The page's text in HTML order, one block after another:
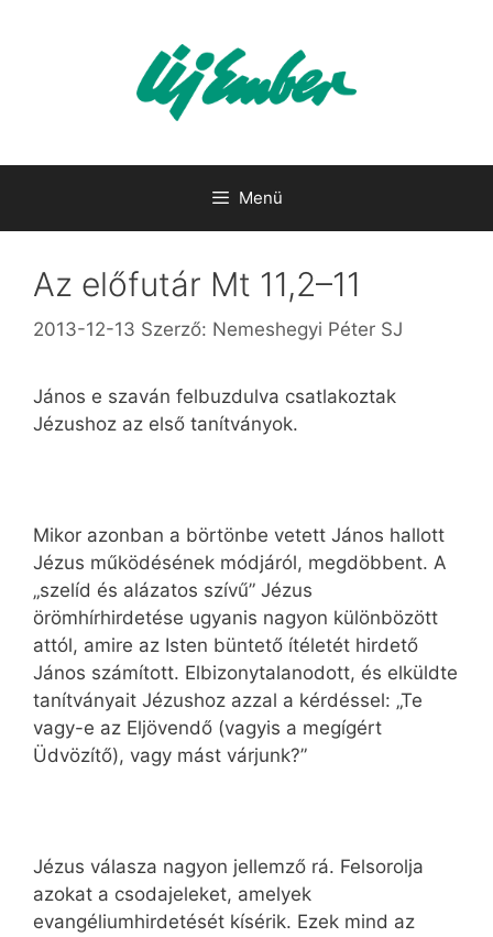
Menü
Az előfutár Mt 11,2–11
2013-12-13 Szerző: Nemeshegyi Péter SJ
János e szaván felbuzdulva csatlakoztak
Jézushoz az első tanítványok.
Mikor azonban a börtönbe vetett János hallott
Jézus működésének módjáról, megdöbbent. A
„szelíd és alázatos szívű” Jézus
örömhírhirdetése ugyanis nagyon különbözött
attól, amire az Isten büntető ítéletét hirdető
János számított. Elbizonytalanodott, és elküldte
tanítványait Jézushoz azzal a kérdéssel: „Te
vagy-e az Eljövendő (vagyis a megígért
Üdvözítő), vagy mást várjunk?”
Jézus válasza nagyon jellemző rá. Felsorolja
azokat a csodajeleket, amelyek
evangéliumhirdetését kísérik. Ezek mind az